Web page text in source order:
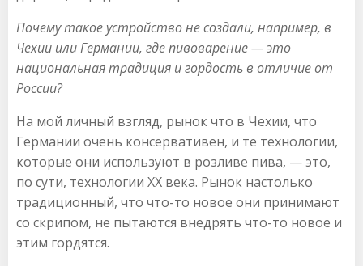
Почему такое устройство не создали, например, в
Чехии или Германии, где пивоварение — это
национальная традиция и гордость в отличие от
России?
На мой личный взгляд, рынок что в Чехии, что
Германии очень консервативен, и те технологии,
которые они используют в розливе пива, — это,
по сути, технологии XX века. Рынок настолько
традиционный, что что-то новое они принимают
со скрипом, не пытаются внедрять что-то новое и
этим гордятся.